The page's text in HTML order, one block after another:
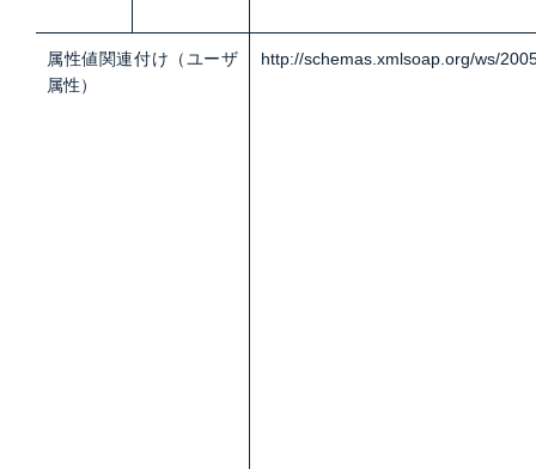
属性値関連付け（ユーザ
属性）
http://schemas.xmlsoap.org/ws/